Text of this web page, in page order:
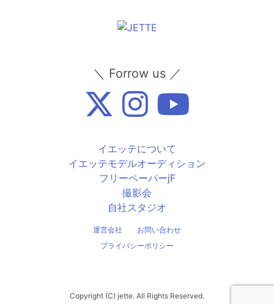
＼ Forrow us ／
イエッテについて
イエッテモデルオーディション
フリーペーパーjF
撮影会
自社スタジオ
運営会社
お問い合わせ
プライバシーポリシー
Copyright (C) jette. All Rights Reserved.